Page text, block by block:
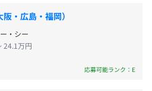
・広島・福岡）
・シー
24.1万円
応募可能ランク：E